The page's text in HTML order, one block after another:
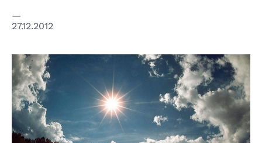
27.12.2012
© UNPhoto